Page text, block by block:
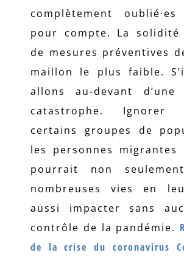
complètement
pour compte. La
de mesures préventives
maillon le plus faible.
allons au-devant
catastrophe.
certains groupes de
les personnes migrantes
pourrait non
nombreuses vies en
aussi impacter sans
contrôle de la pandémie.
de la crise du coronavirus